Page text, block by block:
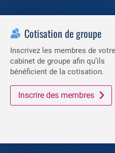
Cotisation de groupe
Inscrivez les membres de votre
cabinet de groupe afin qu’ils
bénéficient de la cotisation.
Inscrire des membres